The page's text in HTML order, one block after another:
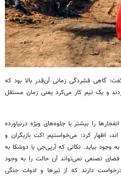
گاهی فشردگی زمانی آن‌قدر بالا بود که
می‌کردند و یک تیم کار می‌کرد یعنی زمان مستقل
را بیشتر با جلوه‌های ویژه درنیاورده
اند، اظهار کرد: می‌خواستیم اکتبازیگران و
بیاید. تکانی که آرپی‌جی یا دوشکا به
تصنعی نمی‌تواند آن حالت را به وجود
دارند که از تیرها و ادوات جنگی